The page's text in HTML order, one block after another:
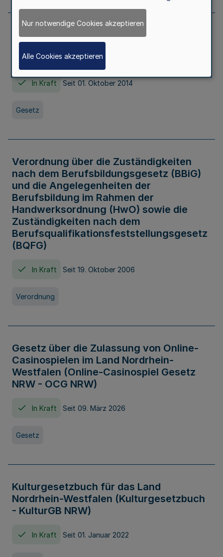
Gesetz über die Hochschulen des Landes
Nordrhein-Westfalen (Hochschulgesetz -
HG)
In Kraft Seit 01. Oktober 2014
Gesetz
Verordnung über die Zuständigkeiten
nach dem Berufsbildungsgesetz (BBiG)
und die Angelegenheiten der
Berufsbildung im Rahmen der
Handwerksordnung (HwO) sowie die
Zuständigkeiten nach dem
Berufsqualifikationsfeststellungsgesetz
(BQFG)
In Kraft Seit 19. Oktober 2006
Verordnung
Gesetz über die Zulassung von Online-
Casinospielen im Land Nordrhein-
Westfalen (Online-Casinospiel Gesetz
NRW - OCG NRW)
In Kraft Seit 09. März 2026
Gesetz
Kulturgesetzbuch für das Land
Nordrhein-Westfalen (Kulturgesetzbuch
- KulturGB NRW)
In Kraft Seit 01. Januar 2022
Nur notwendige Cookies akzeptieren
Alle Cookies akzeptieren